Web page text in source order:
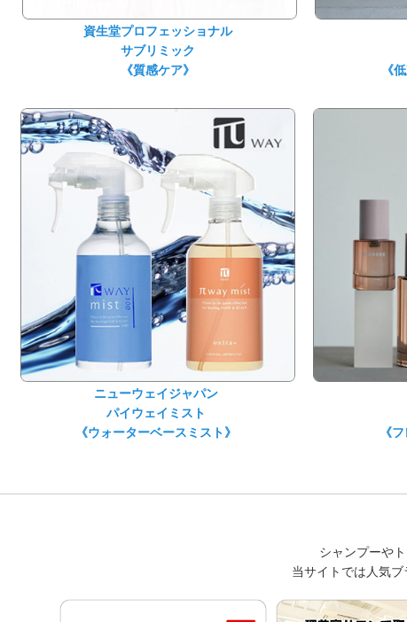
資生堂プロフェッショナル
サブリミック
《質感ケア》
《
ニューウェイジャパン
パイウェイミスト
《ウォーターベースミスト》
《
シャンプーや
当サイトでは人気